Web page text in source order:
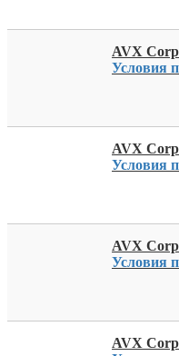
AVX
Условия
AVX
Условия
AVX
Условия
AVX